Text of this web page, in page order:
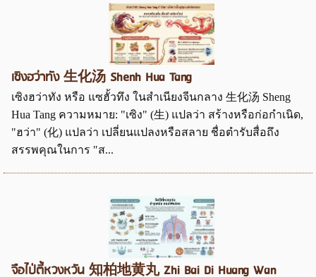
เซิงฮว่าทัง 生化汤 Shenh Hua Tang
เซิงฮว่าทัง หรือ แซฮั้วทึง ในสำเนียงจีนกลาง 生化汤 Sheng
Hua Tang ความหมาย: "เซิง" (生) แปลว่า สร้างหรือก่อกำเนิด,
"ฮว่า" (化) แปลว่า เปลี่ยนแปลงหรือสลาย ชื่อตำรับสื่อถึง
สรรพคุณในการ "ส...
จือไป่ตี้หวงหวัน 知柏地黄丸 Zhi Bai Di Huang Wan